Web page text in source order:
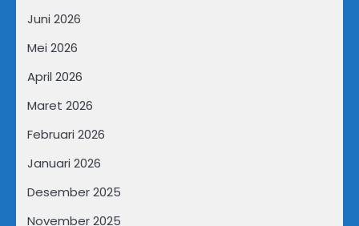
Juni 2026
Mei 2026
April 2026
Maret 2026
Februari 2026
Januari 2026
Desember 2025
November 2025